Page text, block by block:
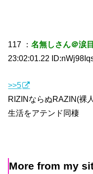
117 ：名無しさん＠涙
23:02:01.22
>>5
RIZINならぬRAZIN(裸
生活をアテンド同棲
More from my